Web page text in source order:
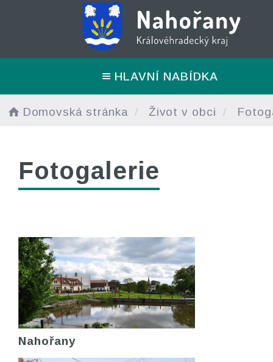
HLAVNÍ NABÍDKA
Domovská stránka Život v obci
Fotogalerie
Nahořany